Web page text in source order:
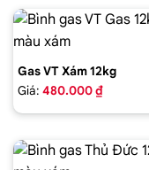
Gas VT Xám 12kg
Giá: 480.000 ₫